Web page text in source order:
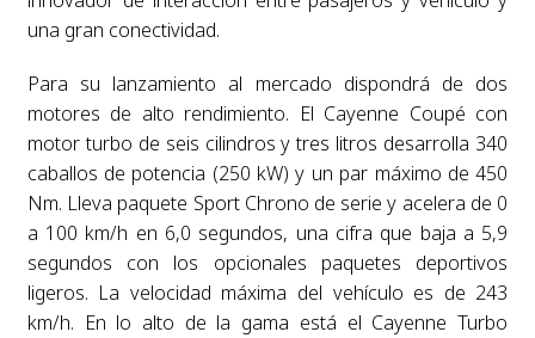
una gran conectividad.
Para su lanzamiento al mercado dispondrá de dos
motores de alto rendimiento. El Cayenne Coupé con
motor turbo de seis cilindros y tres litros desarrolla 340
caballos de potencia (250 kW) y un par máximo de 450
Nm. Lleva paquete Sport Chrono de serie y acelera de 0
a 100 km/h en 6,0 segundos, una cifra que baja a 5,9
segundos con los opcionales paquetes deportivos
ligeros. La velocidad máxima del vehículo es de 243
km/h. En lo alto de la gama está el Cayenne Turbo